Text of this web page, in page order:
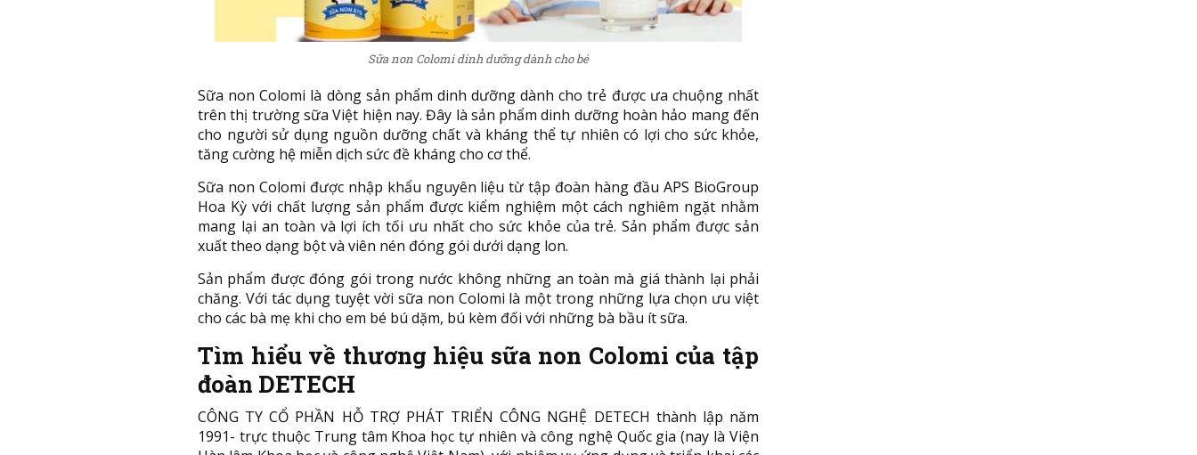
Sữa non Colomi dinh dưỡng dành cho bé
Sữa non Colomi là dòng sản phẩm dinh dưỡng dành cho trẻ được ưa chuộng nhất
trên thị trường sữa Việt hiện nay. Đây là sản phẩm dinh dưỡng hoàn hảo mang đến
cho người sử dụng nguồn dưỡng chất và kháng thể tự nhiên có lợi cho sức khỏe,
tăng cường hệ miễn dịch sức đề kháng cho cơ thể.
Sữa non Colomi được nhập khẩu nguyên liệu từ tập đoàn hàng đầu APS BioGroup
Hoa Kỳ với chất lượng sản phẩm được kiểm nghiệm một cách nghiêm ngặt nhằm
mang lại an toàn và lợi ích tối ưu nhất cho sức khỏe của trẻ. Sản phẩm được sản
xuất theo dạng bột và viên nén đóng gói dưới dạng lon.
Sản phẩm được đóng gói trong nước không những an toàn mà giá thành lại phải
chăng. Với tác dụng tuyệt vời sữa non Colomi là một trong những lựa chọn ưu việt
cho các bà mẹ khi cho em bé bú dặm, bú kèm đối với những bà bầu ít sữa.
Tìm hiểu về thương hiệu sữa non Colomi của tập
đoàn DETECH
CÔNG TY CỔ PHẦN HỖ TRỢ PHÁT TRIỂN CÔNG NGHỆ DETECH thành lập năm
1991- trực thuộc Trung tâm Khoa học tự nhiên và công nghệ Quốc gia (nay là Viện